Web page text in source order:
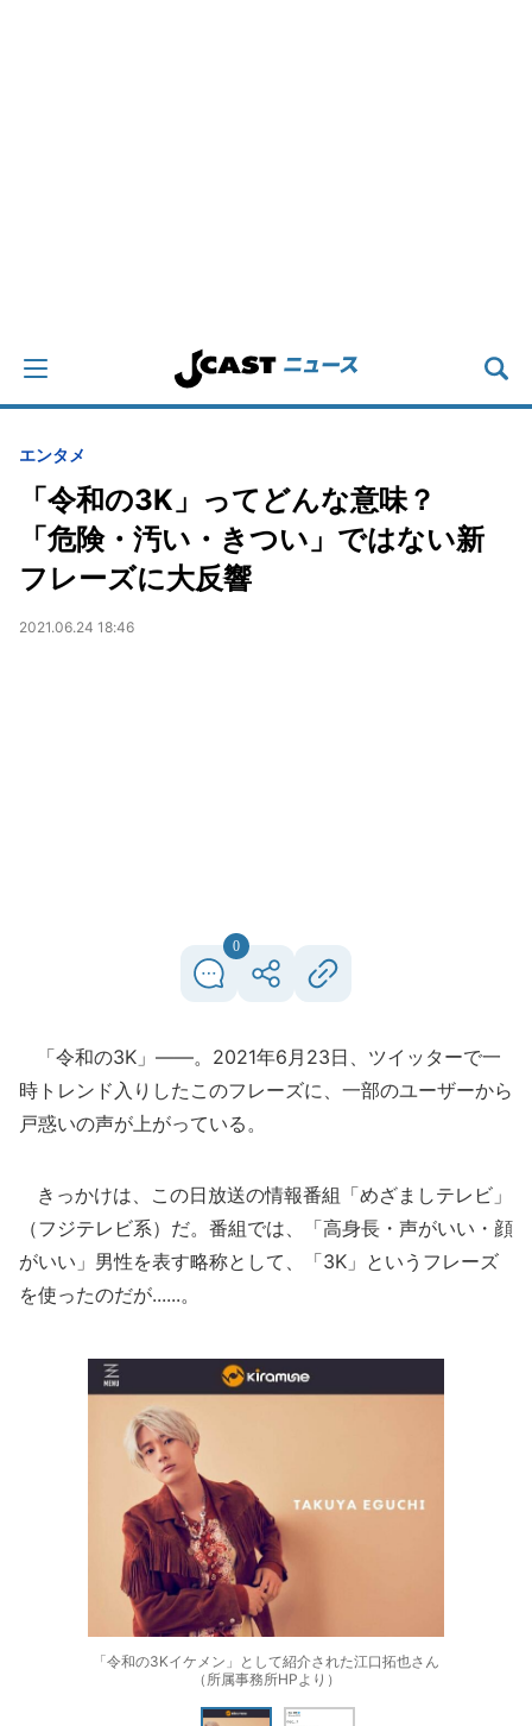
エンタメ
「令和の3K」ってどんな意味？
「危険・汚い・きつい」ではない新
フレーズに大反響
2021.06.24 18:46
0
「令和の3K」――。2021年6月23日、ツイッターで一
時トレンド入りしたこのフレーズに、一部のユーザーから
戸惑いの声が上がっている。
きっかけは、この日放送の情報番組「めざましテレビ」
（フジテレビ系）だ。番組では、「高身長・声がいい・顔
がいい」男性を表す略称として、「3K」というフレーズ
を使ったのだが......。
「令和の3Kイケメン」として紹介された江口拓也さん
（所属事務所HPより）